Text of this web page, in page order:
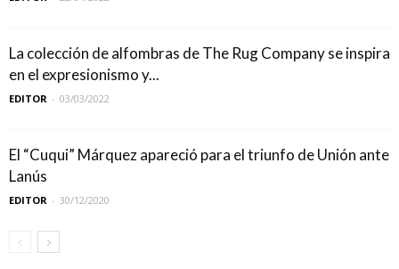
La colección de alfombras de The Rug Company se inspira
en el expresionismo y...
EDITOR - 03/03/2022
El “Cuqui” Márquez apareció para el triunfo de Unión ante
Lanús
EDITOR - 30/12/2020